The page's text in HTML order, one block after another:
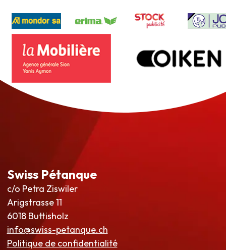
Swiss Pétanque
c/o Petra Ziswiler
Arigstrasse 11
6018 Buttisholz
info@swiss-petanque.ch
Politique de confidentialité